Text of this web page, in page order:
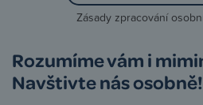
Zásady zpracování
Rozumíme vám i
Navštivte nás osobně!